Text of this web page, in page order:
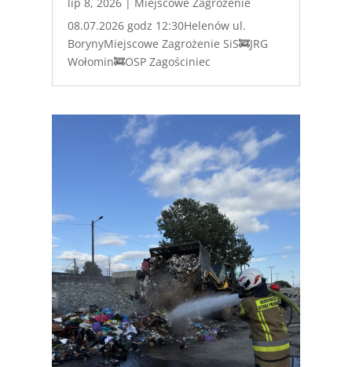
08.07.2026 godz 12:30Helenów ul.
BorynyMiejscowe Zagrożenie SiS🚒JRG
Wołomin🚒OSP Zagościniec